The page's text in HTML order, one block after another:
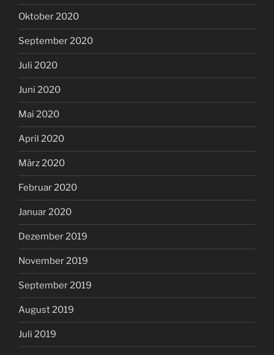
Oktober 2020
September 2020
Juli 2020
Juni 2020
Mai 2020
April 2020
März 2020
Februar 2020
Januar 2020
Dezember 2019
November 2019
September 2019
August 2019
Juli 2019